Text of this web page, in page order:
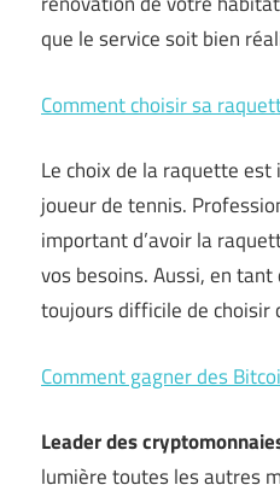
que le service soit bien
Comment choisir sa
Le choix de la raquette
joueur de tennis.
important d’avoir la
vos besoins. Aussi, en
toujours difficile de choisir
Comment gagner des
Leader des
lumière toutes les autres